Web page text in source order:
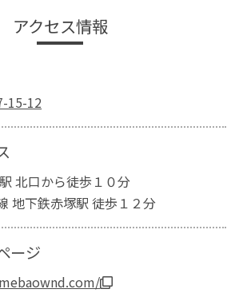
アクセス情報
15-12
北口から徒歩１０分
地下鉄赤塚駅 徒歩１２分
ージ